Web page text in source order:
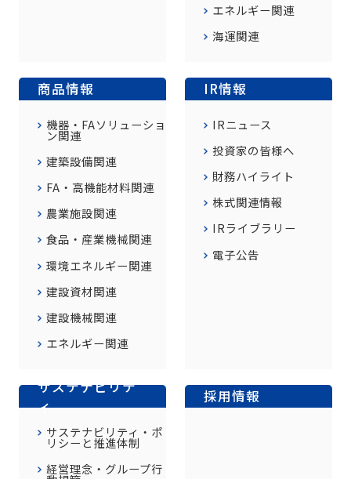
エネルギー関連
海運関連
商品情報
機器・FAソリューショ
ン関連
建築設備関連
FA・高機能材料関連
農業施設関連
食品・産業機械関連
環境エネルギー関連
建設資材関連
建設機械関連
エネルギー関連
IR情報
IRニュース
投資家の皆様へ
財務ハイライト
株式関連情報
IRライブラリー
電子公告
サステナビリテ
ィ
サステナビリティ・ポ
リシーと推進体制
経営理念・グループ行
採用情報